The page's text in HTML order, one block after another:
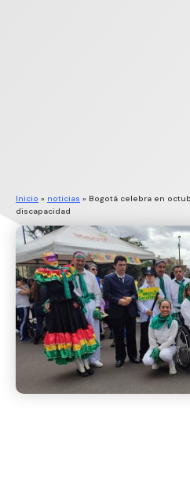
Inicio » noticias » Bogotá celebra en
discapacidad